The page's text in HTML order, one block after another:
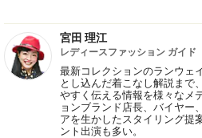
宮田 理江
レディースファッション ガイド
最新コレクションのランウェ
とし込んだ着こなし解説まで
やすく伝える情報を様々なメ
ョンブランド店長、バイヤー
アを生かしたスタイリング提
ント出演も多い。